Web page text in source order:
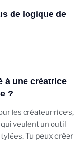
de logique de
à une créatrice
?
les créateur·rice·s,
veulent un outil
Tu peux créer